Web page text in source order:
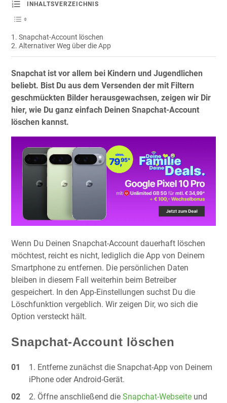
INHALTSVERZEICHNIS
Snapchat-Account löschen
Alternativer Weg über die App
Snapchat ist vor allem bei Kindern und Jugendlichen
beliebt. Bist Du aus dem Versenden der mit Filtern
geschmückten Bilder herausgewachsen, zeigen wir Dir
hier, wie Du ganz einfach Deinen Snapchat-Account
löschen kannst.
Wenn Du Deinen Snapchat-Account dauerhaft löschen
möchtest, reicht es nicht, lediglich die App von Deinem
Smartphone zu entfernen. Die persönlichen Daten
bleiben in diesem Fall weiterhin beim Betreiber
gespeichert. In den App-Einstellungen suchst Du die
Löschfunktion vergeblich. Wir zeigen Dir, wo sich die
Option versteckt hält.
Snapchat-Account löschen
Entferne zunächst die Snapchat-App von Deinem
iPhone oder Android-Gerät.
Öffne anschließend dieSnapchat-Webseite und